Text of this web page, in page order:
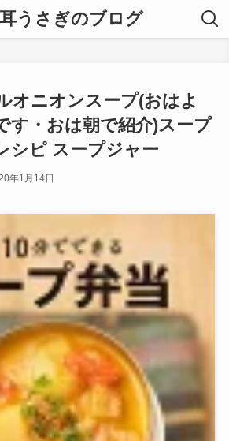
うさぎのブログ
オニオンスープ(おはよ
す・おは朝で紹介)スープ
シピ スープジャー
年1月14日